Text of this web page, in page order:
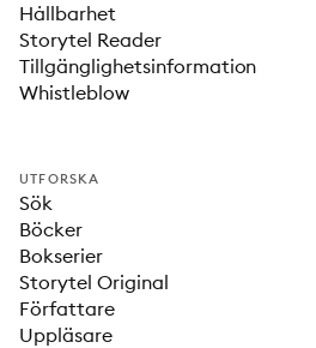
Hållbarhet
Storytel Reader
Tillgänglighetsinformation
Whistleblow
UTFORSKA
Sök
Böcker
Bokserier
Storytel Original
Författare
Uppläsare